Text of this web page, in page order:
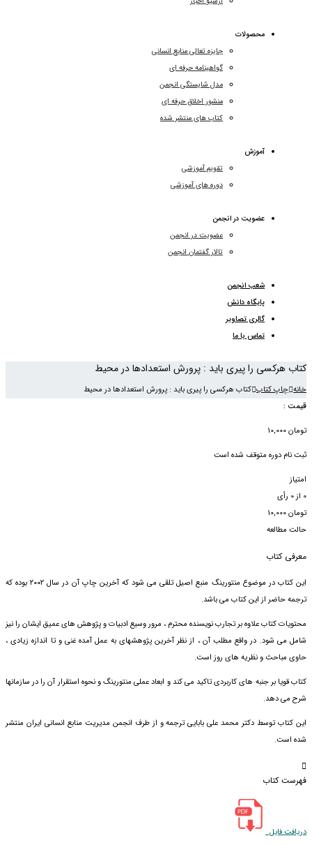
محصولات
جایزه تعالی منابع انسانی
گواهینامه حرفه ای
مدل شایستگی انجمن
منشور اخلاق حرفه ای
کتاب های منتشر شده
آموزش
تقویم آموزشی
دوره های آموزشی
عضویت در انجمن
عضویت در انجمن
تالار گفتمان انجمن
شعب انجمن
پایگاه دانش
گالری تصاویر
تماس با ما
کتاب هركسی را پیری باید : پرورش استعدادها در محیط
خانه چاپ کتاب کتاب هرکسی را پیری باید : پرورش استعدادها در محیط
قیمت :
تومان
ثبت نام دوره متوقف شده است
امتیاز
0 از0 رأی
تومان
حالت مطالعه
معرفی کتاب
این کتاب در موضوع منتورینگ منبع اصیل تلقی می شود که آخرین چاپ آن در سال ۲۰۰۲ بوده که
ترجمه حاضر از این کتاب می باشد.
محتویات کتاب علاوه بر تجارب نویسنده محترم ، مرور وسیع ادبیات و پژوهش های عمیق ایشان را نیز
شامل می شود. در واقع مطلب آن ، از نظر آخرین پژوهشهای به عمل آمده غنی و تا اندازه زیادی ،
حاوی مباحث و نظریه های روز است.
کتاب قویا بر جنبه های کاربردی تاکید می کند و ابعاد عملی منتورینگ و نحوه استقرار آن را در سازمانها
شرح می دهد.
این کتاب توسط دکتر محمد علی بابایی ترجمه و از طرف انجمن مدیریت منابع انسانی ایران منتشر
شده است.
فهرست کتاب
دریافت فایل